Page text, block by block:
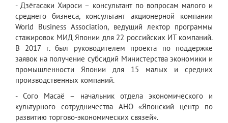
- Дзёгасаки Хироси – консультант по вопросам малого и
среднего бизнеса, консультант акционерной компании
World Business Association, ведущий лектор программы
стажировок МИД Японии для 22 российских ИТ компаний.
В 2017 г. был руководителем проекта по поддержке
заявок на получение субсидий Министерства экономики и
промышленности Японии для 15 малых и средних
производственных компаний.
- Сого Масаё – начальник отдела экономического и
культурного сотрудничества АНО «Японский центр по
развитию торгово-экономических связей».